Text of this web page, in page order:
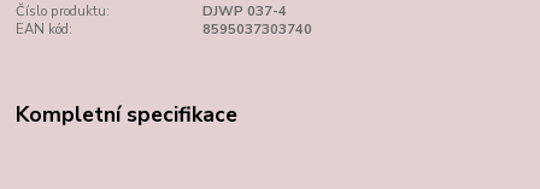
Číslo produktu:
DJWP 037-4
EAN kód:
8595037303740
Kompletní specifikace